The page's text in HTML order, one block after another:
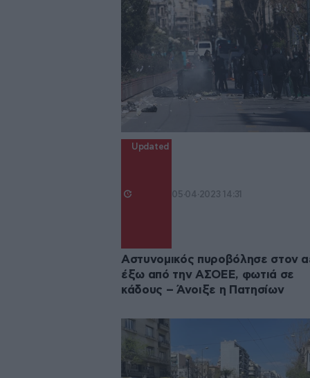
Updated
05·04·2023 14:31
Αστυνομικός πυροβόλησε στον
έξω από την ΑΣΟΕΕ, φωτιά σε
κάδους – Άνοιξε η Πατησίων